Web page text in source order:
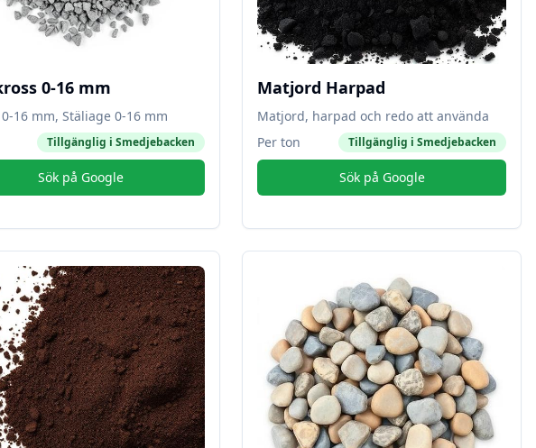
0-16 mm
16 mm, Stäliage 0-16 mm
Tillgänglig i Smedjebacken
Sök på Google
Matjord Harpad
Matjord, harpad och redo att använda
Per ton
Tillgänglig i Smedjebacken
Sök på Google